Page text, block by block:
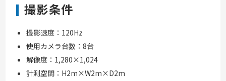
撮影条件
撮影速度：120Hz
使用カメラ台数：8台
解像度：1,280×1,024
計測空間：H2m×W2m×D2m